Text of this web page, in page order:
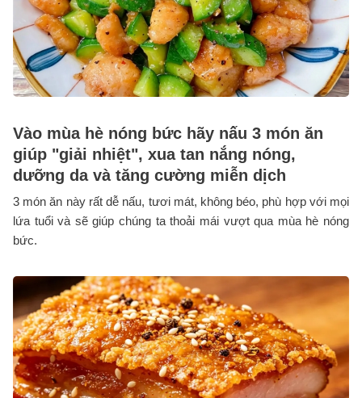
Vào mùa hè nóng bức hãy nấu 3 món ăn
giúp "giải nhiệt", xua tan nắng nóng,
dưỡng da và tăng cường miễn dịch
3 món ăn này rất dễ nấu, tươi mát, không béo, phù hợp với mọi
lứa tuổi và sẽ giúp chúng ta thoải mái vượt qua mùa hè nóng
bức.